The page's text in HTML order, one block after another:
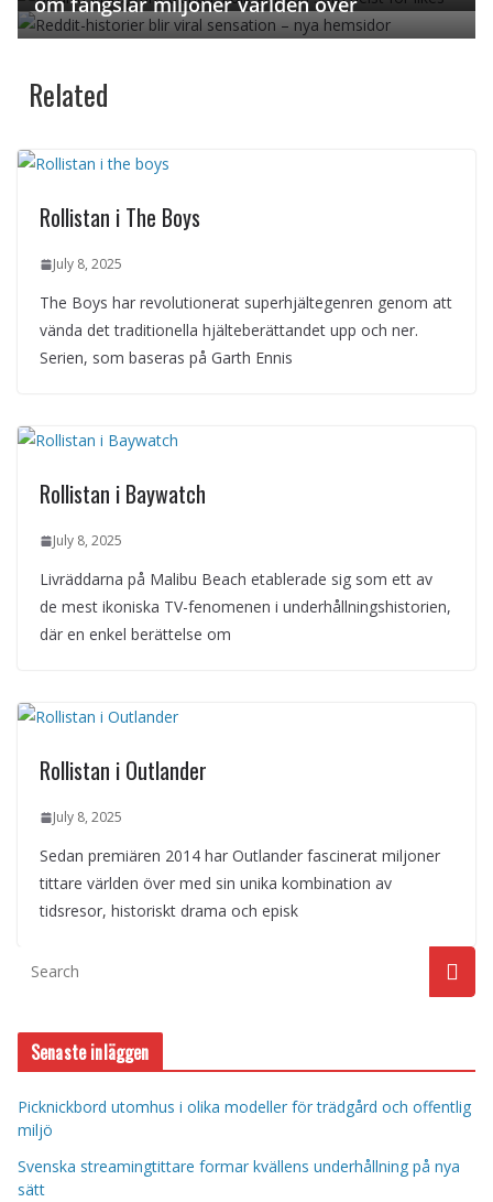
Related
Rollistan i The Boys
July 8, 2025
The Boys har revolutionerat superhjältegenren genom att
vända det traditionella hjälteberättandet upp och ner.
Serien, som baseras på Garth Ennis
Rollistan i Baywatch
July 8, 2025
Livräddarna på Malibu Beach etablerade sig som ett av
de mest ikoniska TV-fenomenen i underhållningshistorien,
där en enkel berättelse om
Rollistan i Outlander
July 8, 2025
Sedan premiären 2014 har Outlander fascinerat miljoner
tittare världen över med sin unika kombination av
tidsresor, historiskt drama och episk
Senaste inläggen
Picknickbord utomhus i olika modeller för trädgård och offentlig
miljö
Svenska streamingtittare formar kvällens underhållning på nya
sätt